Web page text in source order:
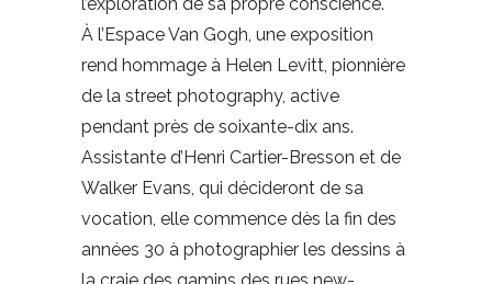
l’exploration de sa propre conscience.
À l’Espace Van Gogh, une exposition
rend hommage à Helen Levitt, pionnière
de la street photography, active
pendant près de soixante-dix ans.
Assistante d’Henri Cartier-Bresson et de
Walker Evans, qui décideront de sa
vocation, elle commence dès la fin des
années 30 à photographier les dessins à